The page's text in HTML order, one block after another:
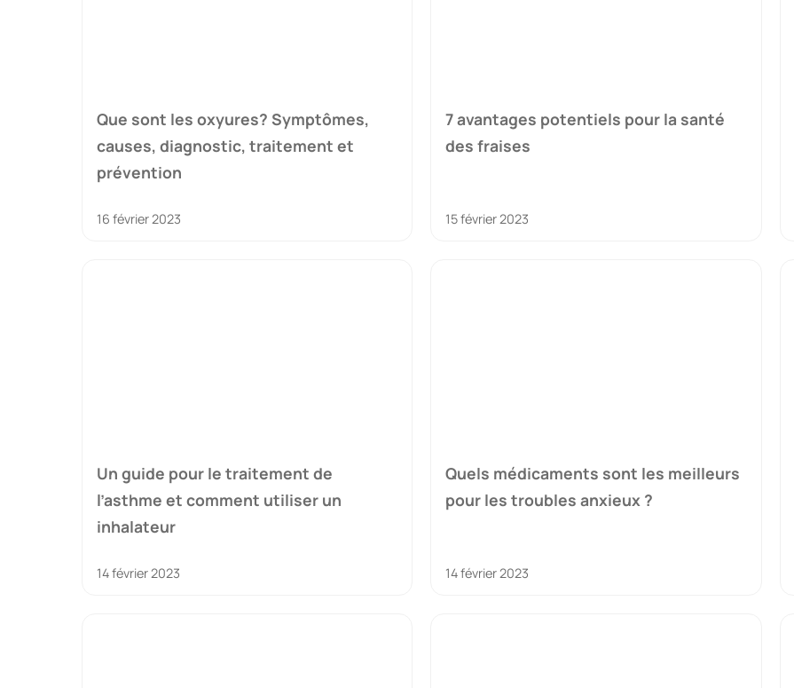
Que sont les oxyures? Symptômes,
causes, diagnostic, traitement et
prévention
16 février 2023
7 avantages potentiels pour la santé
des fraises
15 février 2023
Un guide pour le traitement de
l’asthme et comment utiliser un
inhalateur
14 février 2023
Quels médicaments sont les meilleurs
pour les troubles anxieux ?
14 février 2023